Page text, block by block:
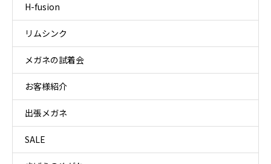
H-fusion
リムシンク
メガネの試着会
お客様紹介
出張メガネ
SALE